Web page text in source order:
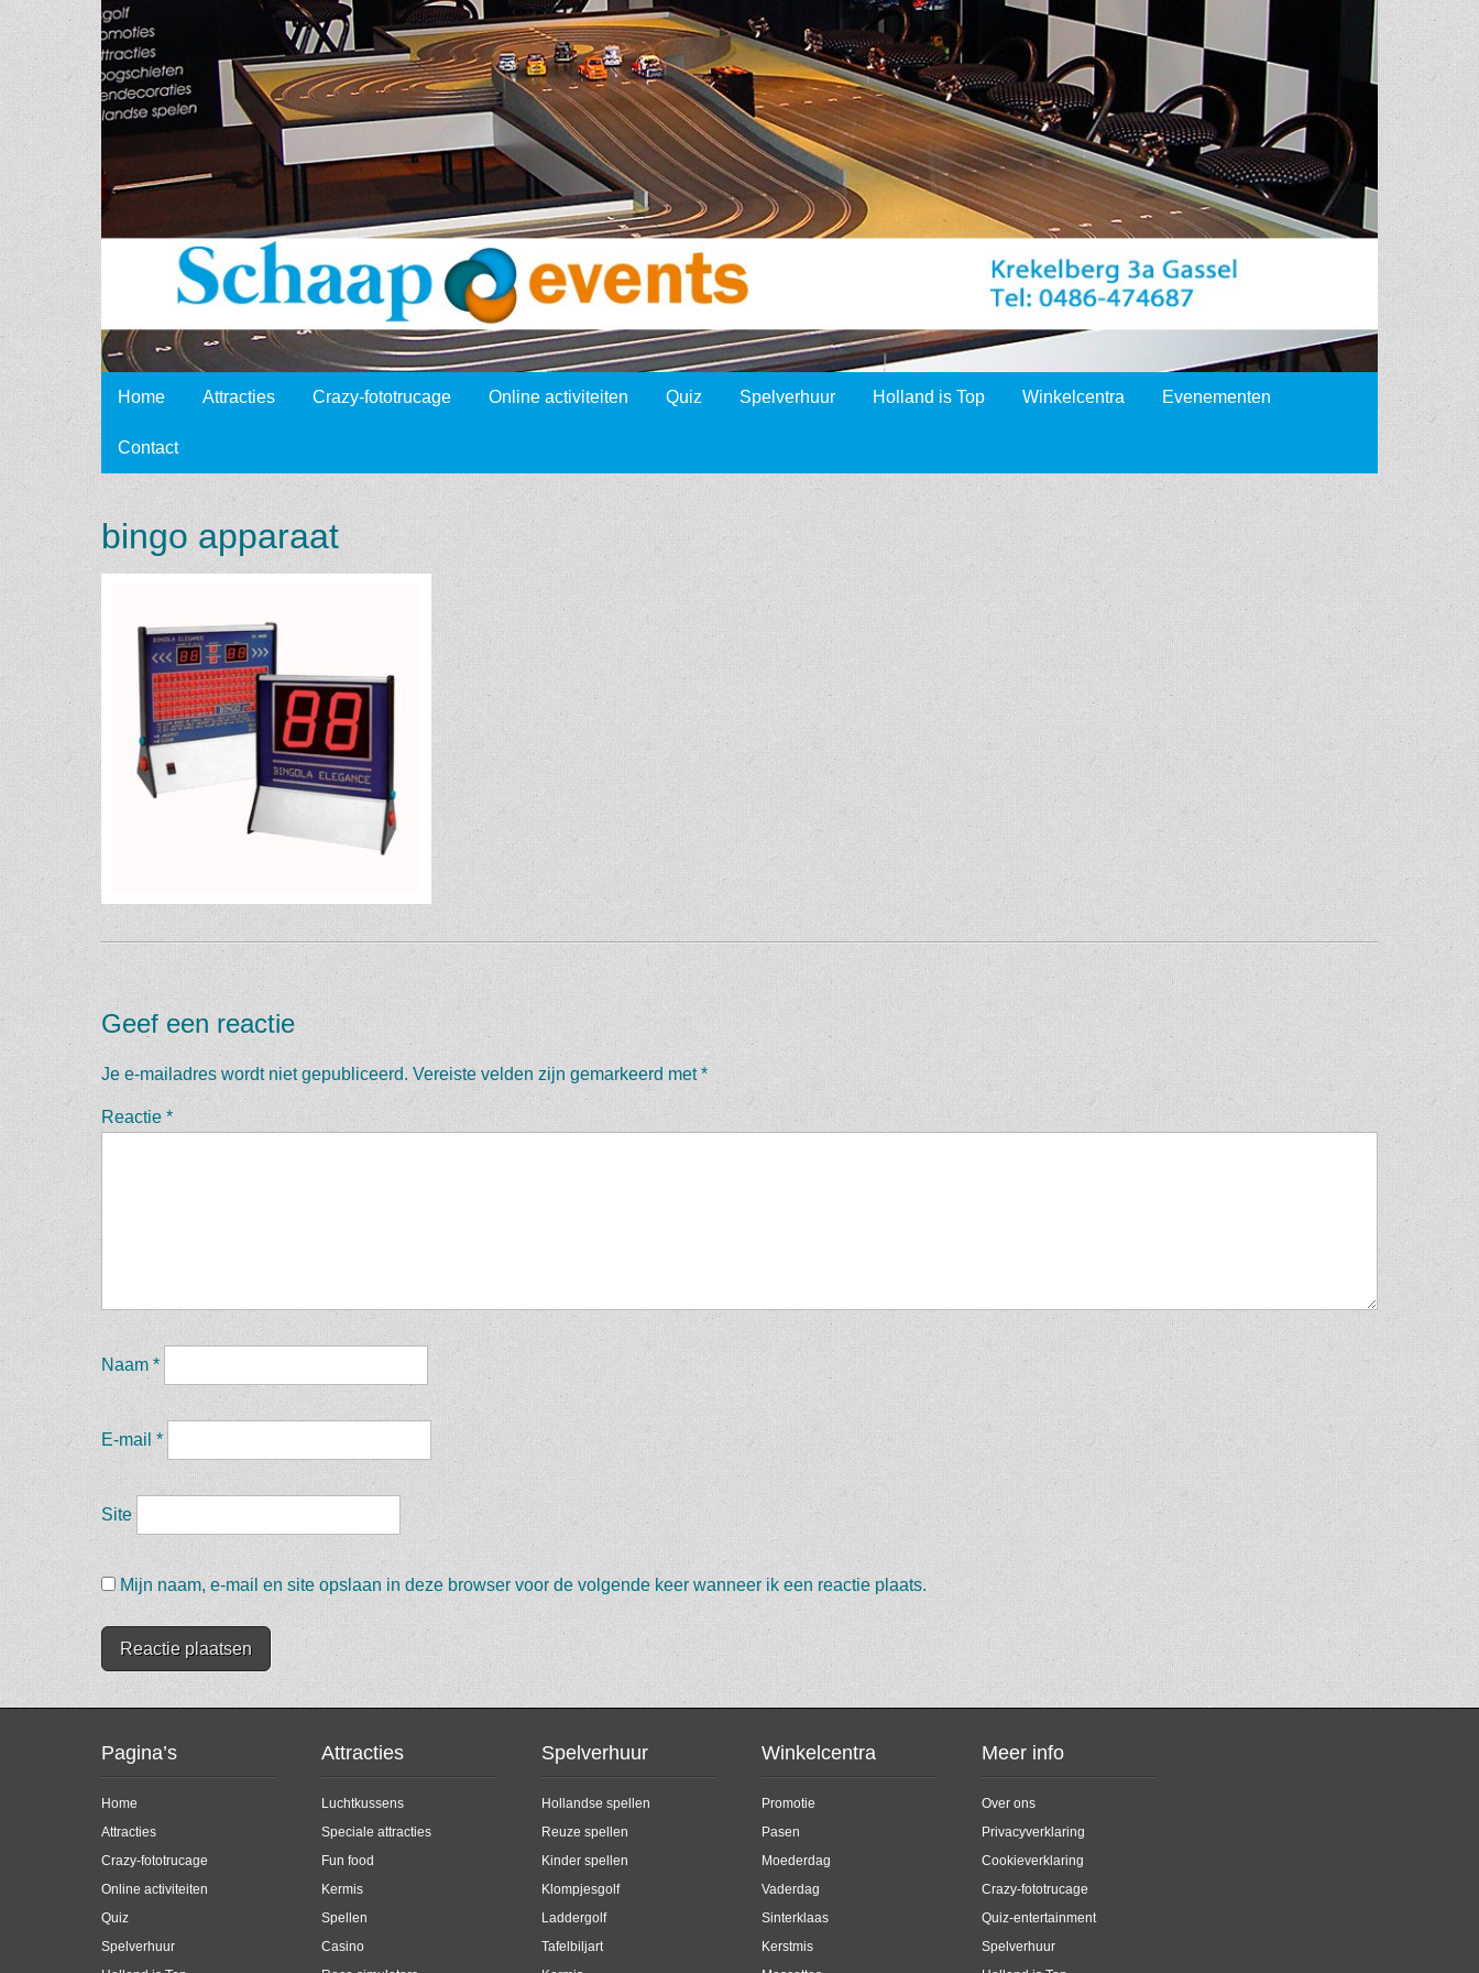
Schaap
Events
Main menu
Skip to content
Home Attracties Crazy-fototrucage Online activiteiten Quiz Spelverhuur Holland is Top Winkelcentra Evenementen
Contact
bingo apparaat
Geef een reactie
Je e-mailadres wordt niet gepubliceerd. Vereiste velden zijn gemarkeerd met*
Reactie *
Naam *
E-mail*
Site
Mijn naam, e-mail en site opslaan in deze browser voor de volgende keer wanneer ik een reactie plaats.
Pagina’s
Home
Attracties
Crazy-fototrucage
Online activiteiten
Quiz
Spelverhuur
Attracties
Luchtkussens
Speciale attracties
Fun food
Kermis
Spellen
Casino
Spelverhuur
Hollandse spellen
Reuze spellen
Kinder spellen
Klompjesgolf
Laddergolf
Tafelbiljart
Winkelcentra
Promotie
Pasen
Moederdag
Vaderdag
Sinterklaas
Kerstmis
Meer info
Over ons
Privacyverklaring
Cookieverklaring
Crazy-fototrucage
Quiz-entertainment
Spelverhuur